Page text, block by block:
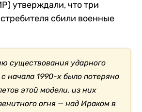
утверждали, что три
сбили военные
существования ударного
начала 1990-х было потеряно
этой модели, из них
огня — над Ираком в